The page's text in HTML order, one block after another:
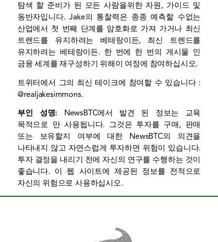
탐색 할 준비가 된 모든 사람을위한 자원, 가이드 및
동반자입니다. Jake의 통찰력은 종종 예측할 수없는
산업에서 첫 번째 단계를 암호화로 가져 가거나 최신
트렌드를 유지하려는 베테랑이든, 최신 트렌드를
유지하려는 베테랑이든. 한 번에 한 번의 게시물 인
금융 세계를 재구성하기 위해이 여정에 참여하십시오.
트위터에서 그의 최신 테이크에 참여할 수 있습니다 :
@realjakesimmons.
부인 성명: NewsBTC에서 발견 된 정보는 교육
목적으로 만 사용됩니다. 그것은 투자를 구매, 판매
또는 보유할지 여부에 대한 NewsBTC의 의견을
나타내지 않고 자연스럽게 투자하면 위험이 있습니다.
투자 결정을 내리기 전에 자신의 연구를 수행하는 것이
좋습니다. 이 웹 사이트에 제공된 정보를 전적으로
자신의 위험으로 사용하십시오.